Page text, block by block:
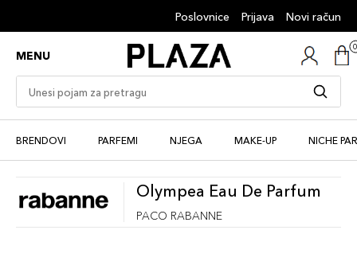
Poslovnice Prijava Novi račun
MENU
BRENDOVI PARFEMI NJEGA MAKE-UP NICHE
Olympea Eau De Parfum
PACO RABANNE